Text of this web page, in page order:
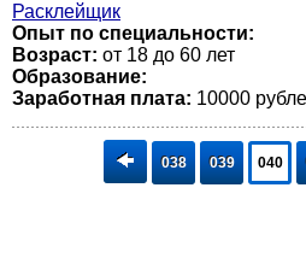
Расклейщик
Опыт по специальности:
Возраст: от 18 до 60 лет
Образование:
Заработная плата: 10000
038 039 040